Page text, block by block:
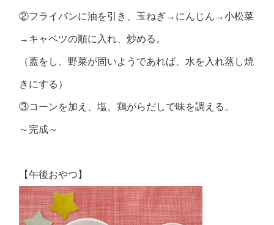
②フライパンに油を引き、玉ねぎ→にんじん→小松菜
→キャベツの順に入れ、炒める。
（蓋をし、野菜が固いようであれば、水を入れ蒸し焼
きにする）
③コーンを加え、塩、鶏がらだしで味を調える。
～完成～
【午後おやつ】